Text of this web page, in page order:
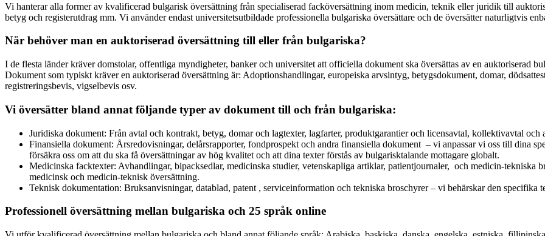
Vi hanterar alla former av kvalificerad bulgarisk översättning från specialiserad facköversättning inom medicin, teknik eller juridik till
betyg och registerutdrag mm. Vi använder endast universitetsutbildade professionella bulgariska översättare och de översätter naturligtvis
När behöver man en auktoriserad översättning till eller från bulgariska?
I de flesta länder kräver domstolar, offentliga myndigheter, banker och universitet att officiella dokument ska översättas av en auktoriserad
Dokument som typiskt kräver en auktoriserad översättning är: Adoptionshandlingar, europeiska arvsintyg, betygsdokument, domar,
registreringsbevis, vigselbevis osv.
Vi översätter bland annat följande typer av dokument till och från bulgariska:
Juridiska dokument: Från avtal och kontrakt, betyg, domar och lagtexter, lagfarter, produktgarantier och licensavtal, kollektivavtal
Finansiella dokument: Årsredovisningar, delårsrapporter, fondprospekt och andra finansiella dokument – vi anpassar vi oss till dina
försäkra oss om att du ska få översättningar av hög kvalitet och att dina texter förstås av bulgarisktalande mottagare globalt.
Medicinska facktexter: Avhandlingar, bipacksedlar, medicinska studier, vetenskapliga artiklar, patientjournaler, och medicin-tekniska
medicinsk och medicin-teknisk översättning.
Teknisk dokumentation: Bruksanvisningar, datablad, patent , serviceinformation och tekniska broschyrer – vi behärskar den
Professionell översättning mellan bulgariska och 25 språk online